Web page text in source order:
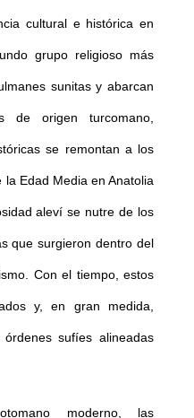
cultural e histórica en
grupo religioso más
sunitas y abarcan
de origen turcomano,
se remontan a los
Edad Media en Anatolia
aleví se nutre de los
que surgieron dentro del
Con el tiempo, estos
y, en gran medida,
sufíes alineadas
moderno, las